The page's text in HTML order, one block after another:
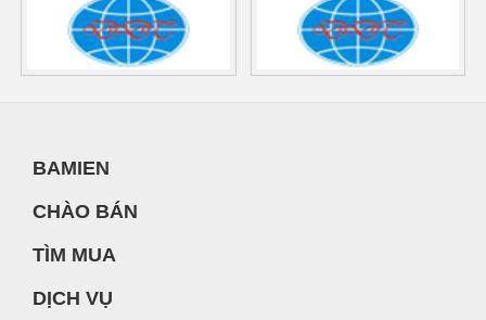
BAMIEN
CHÀO BÁN
TÌM MUA
DỊCH VỤ